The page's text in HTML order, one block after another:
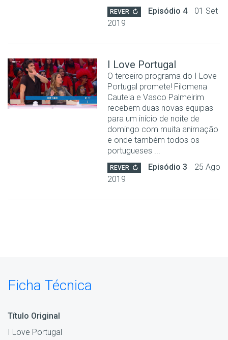
REVER Episódio 4
01 Set
2019
I Love Portugal
O terceiro programa do I Love
Portugal promete! Filomena
Cautela e Vasco Palmeirim
recebem duas novas equipas
para um início de noite de
domingo com muita animação
e onde também todos os
portugueses ...
REVER Episódio 3
25 Ago
2019
Ficha Técnica
Título Original
I Love Portugal